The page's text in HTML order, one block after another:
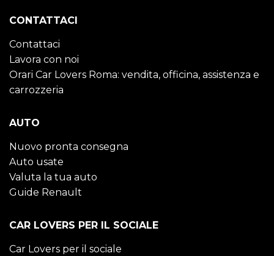
CONTATTACI
Contattaci
Lavora con noi
Orari Car Lovers Roma: vendita, officina, assistenza e
carrozzeria
AUTO
Nuovo pronta consegna
Auto usate
Valuta la tua auto
Guide Renault
CAR LOVERS PER IL SOCIALE
Car Lovers per il sociale